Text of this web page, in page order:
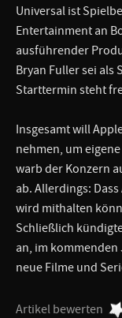
Universal ist
Entertainment an
ausführender
Bryan Fuller sei als
Starttermin steht
Insgesamt will
nehmen, um
warb der Konzern
ab. Allerdings:
wird mithalten
Schließlich
an, im
neue Filme und
Artikel bewerten